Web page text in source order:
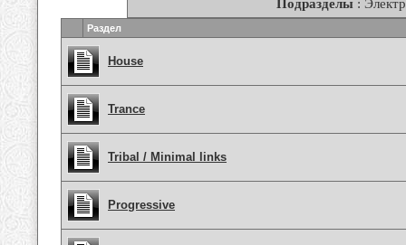
Подразделы :
Раздел
House
Trance
Tribal / Minimal links
Progressive